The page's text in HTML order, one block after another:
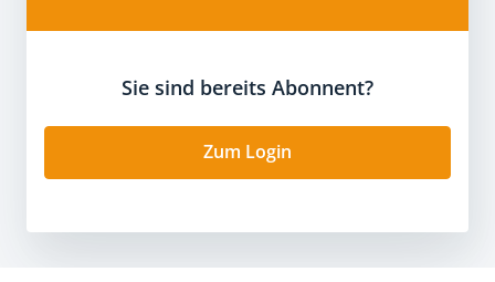
Sie sind bereits Abonnent?
Zum Login